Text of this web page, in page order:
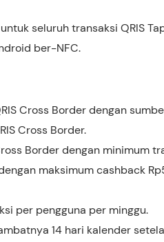
seluruh transaksi QRIS
ber-NFC.
Cross Border dengan
Cross Border.
Border dengan minimum
maksimum cashback
per pengguna per minggu.
14 hari kalender